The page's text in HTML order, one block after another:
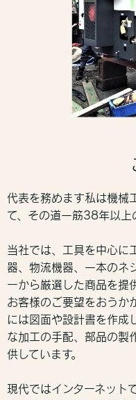
代表を務めます私は機械
て、その道一筋38年以上
当社では、工具を中心に
器、物流機器、一本のネ
ーから厳選した商品を提
お客様のご要望をおうか
には図面や設計書を作成
な加工の手配、部品の製
供しています。
現代ではインターネット